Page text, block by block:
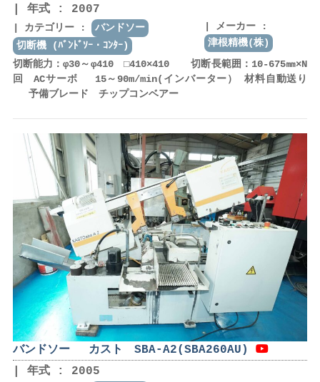
年式 : 2007
カテゴリー :
バンドソー
切断機 (ﾊﾞﾝﾄﾞｿｰ・ｺﾝﾀｰ)
メーカー :
津根精機(株)
切断能力：φ30～φ410 □410×410 切断長範囲：10-675㎜×N
回 ACサーボ 15～90m/min(インバーター） 材料自動送り
予備ブレード チップコンベアー
バンドソー カスト SBA-A2(SBA260AU)
年式 : 2005